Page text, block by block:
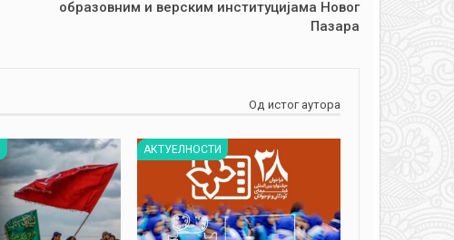
образовним и верским институцијама Новог
Пазара
Од истог аутора
АКТУЕЛНОСТИ